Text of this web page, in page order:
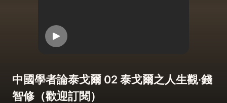
中國學者論泰戈爾 02 泰戈爾之人生觀·錢
智修（歡迎訂閱）